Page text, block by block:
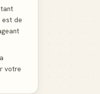
est de
votre